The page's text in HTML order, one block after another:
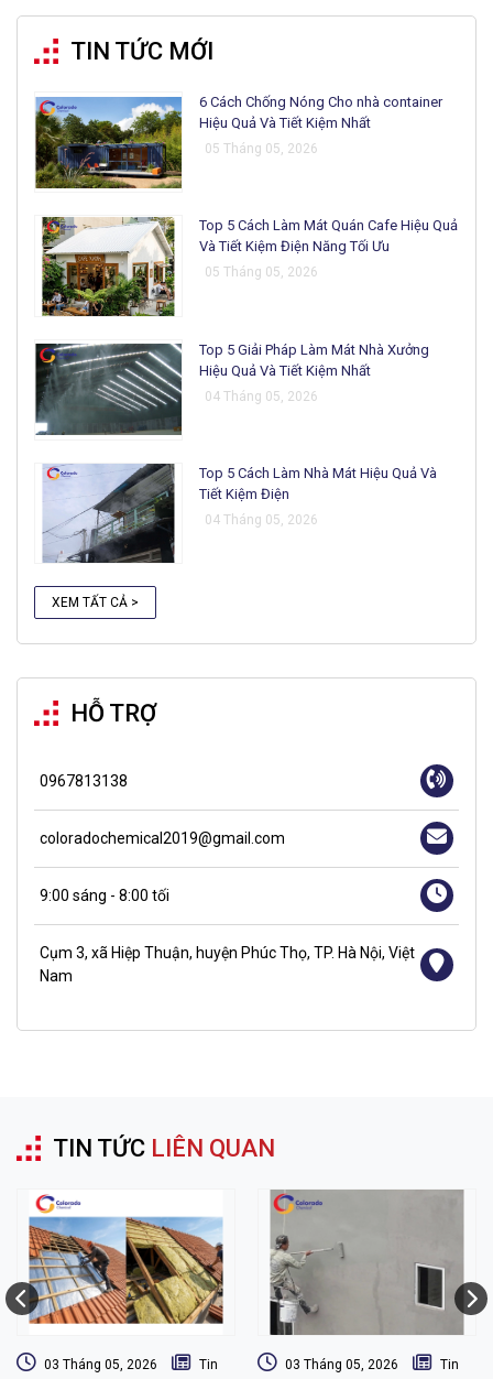
TIN TỨC MỚI
6 Cách Chống Nóng Cho nhà container
Hiệu Quả Và Tiết Kiệm Nhất
05 Tháng 05, 2026
Top 5 Cách Làm Mát Quán Cafe Hiệu Quả
Và Tiết Kiệm Điện Năng Tối Ưu
05 Tháng 05, 2026
Top 5 Giải Pháp Làm Mát Nhà Xưởng
Hiệu Quả Và Tiết Kiệm Nhất
04 Tháng 05, 2026
Top 5 Cách Làm Nhà Mát Hiệu Quả Và
Tiết Kiệm Điện
04 Tháng 05, 2026
XEM TẤT CẢ >
HỖ TRỢ
0967813138
coloradochemical2019@gmail.com
9:00 sáng - 8:00 tối
Cụm 3, xã Hiệp Thuận, huyện Phúc Thọ, TP. Hà Nội, Việt
Nam
TIN TỨC LIÊN QUAN
03 Tháng 05, 2026
Tin
03 Tháng 05, 2026
Tin